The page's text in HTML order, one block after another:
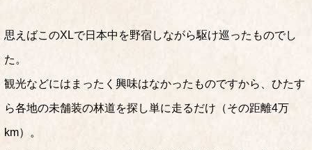
思えばこのXLで日本中を野宿しながら駆け巡ったものでし
た。
観光などにはまったく興味はなかったものですから、ひたす
ら各地の未舗装の林道を探し単に走るだけ（その距離4万
km）。